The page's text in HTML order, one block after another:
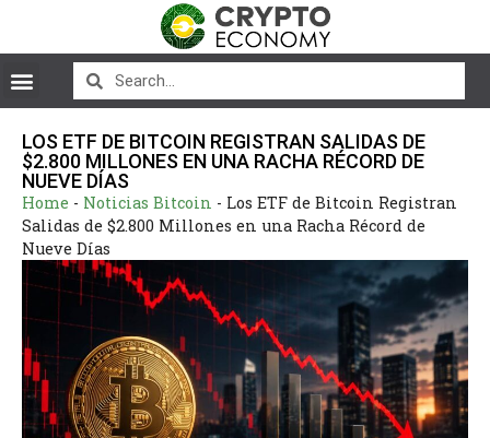
LOS ETF DE BITCOIN REGISTRAN SALIDAS DE
$2.800 MILLONES EN UNA RACHA RÉCORD DE
NUEVE DÍAS
Home - Noticias Bitcoin - Los ETF de Bitcoin Registran
Salidas de $2.800 Millones en una Racha Récord de
Nueve Días